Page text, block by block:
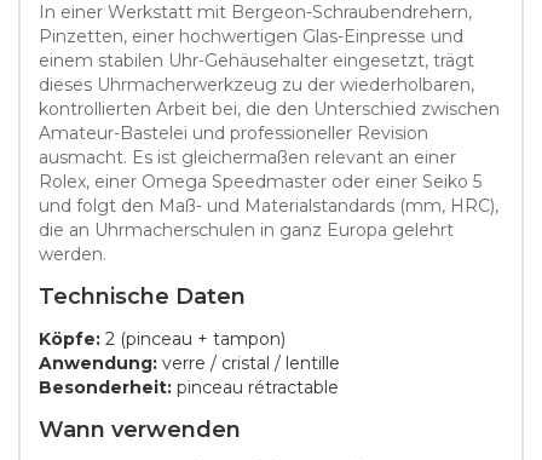
In einer Werkstatt mit Bergeon-Schraubendrehern,
Pinzetten, einer hochwertigen Glas-Einpresse und
einem stabilen Uhr-Gehäusehalter eingesetzt, trägt
dieses Uhrmacherwerkzeug zu der wiederholbaren,
kontrollierten Arbeit bei, die den Unterschied zwischen
Amateur-Bastelei und professioneller Revision
ausmacht. Es ist gleichermaßen relevant an einer
Rolex, einer Omega Speedmaster oder einer Seiko 5
und folgt den Maß- und Materialstandards (mm, HRC),
die an Uhrmacherschulen in ganz Europa gelehrt
werden.
Technische Daten
Köpfe: 2 (pinceau + tampon)
Anwendung: verre / cristal / lentille
Besonderheit: pinceau rétractable
Wann verwenden